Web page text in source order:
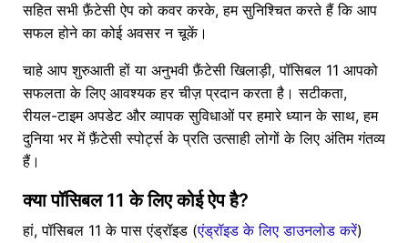
सहित सभी फ़ैंटेसी ऐप को कवर करके, हम सुनिश्चित करते हैं कि आप
सफल होने का कोई अवसर न चूकें।
चाहे आप शुरुआती हों या अनुभवी फ़ैंटेसी खिलाड़ी, पॉसिबल 11 आपको
सफलता के लिए आवश्यक हर चीज़ प्रदान करता है। सटीकता,
रीयल-टाइम अपडेट और व्यापक सुविधाओं पर हमारे ध्यान के साथ, हम
दुनिया भर में फ़ैंटेसी स्पोर्ट्स के प्रति उत्साही लोगों के लिए अंतिम गंतव्य
हैं।
क्या पॉसिबल 11 के लिए कोई ऐप है?
हां, पॉसिबल 11 के पास एंड्रॉइड (एंड्रॉइड के लिए डाउनलोड करें)